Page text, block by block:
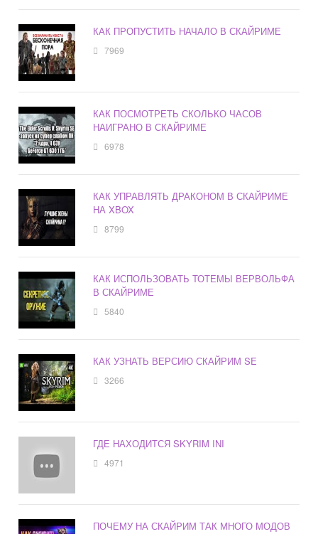
КАК ПРОПУСТИТЬ НАЧАЛО В СКАЙРИМЕ
7969
КАК ПОСМОТРЕТЬ СКОЛЬКО ЧАСОВ
НАИГРАНО В СКАЙРИМЕ
6978
КАК УПРАВЛЯТЬ ДРАКОНОМ В СКАЙРИМЕ
НА XBOX
8799
КАК ИСПОЛЬЗОВАТЬ ТОТЕМЫ ВЕРВОЛЬФА
В СКАЙРИМЕ
5840
КАК УЗНАТЬ ВЕРСИЮ СКАЙРИМ SE
3266
ГДЕ НАХОДИТСЯ SKYRIM INI
4971
ПОЧЕМУ НА СКАЙРИМ ТАК МНОГО МОДОВ